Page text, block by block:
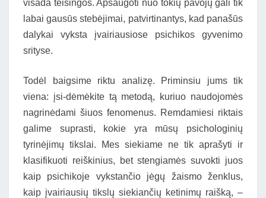
visada teisingos. Apsaugoti nuo tokių pavojų gali tik
labai gausūs stebėjimai, patvirtinantys, kad panašūs
dalykai vyksta įvairiausiose psichikos gyvenimo
srityse.
Todėl baigsime riktu analizę. Priminsiu jums tik
viena: įsi-dėmėkite tą metodą, kuriuo naudojomės
nagrinėdami šiuos fenomenus. Remdamiesi riktais
galime suprasti, kokie yra mūsų psichologinių
tyrinėjimų tikslai. Mes siekiame ne tik aprašyti ir
klasifikuoti reiškinius, bet stengiamės suvokti juos
kaip psichikoje vykstančio jėgų žaismo ženklus,
kaip įvairiausių tikslų siekiančių ketinimų raišką, –